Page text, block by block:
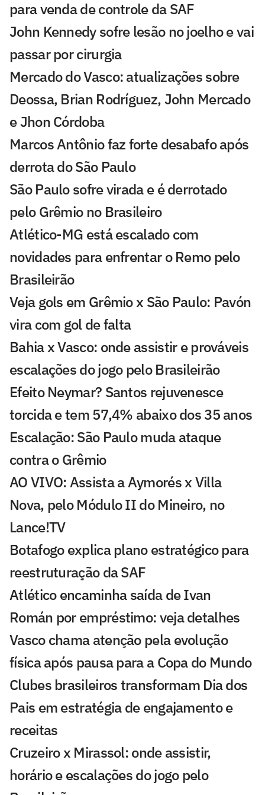
para venda de controle da SAF
John Kennedy sofre lesão no joelho e vai
passar por cirurgia
Mercado do Vasco: atualizações sobre
Deossa, Brian Rodríguez, John Mercado
e Jhon Córdoba
Marcos Antônio faz forte desabafo após
derrota do São Paulo
São Paulo sofre virada e é derrotado
pelo Grêmio no Brasileiro
Atlético-MG está escalado com
novidades para enfrentar o Remo pelo
Brasileirão
Veja gols em Grêmio x São Paulo: Pavón
vira com gol de falta
Bahia x Vasco: onde assistir e prováveis
escalações do jogo pelo Brasileirão
Efeito Neymar? Santos rejuvenesce
torcida e tem 57,4% abaixo dos 35 anos
Escalação: São Paulo muda ataque
contra o Grêmio
AO VIVO: Assista a Aymorés x Villa
Nova, pelo Módulo II do Mineiro, no
Lance!TV
Botafogo explica plano estratégico para
reestruturação da SAF
Atlético encaminha saída de Ivan
Román por empréstimo: veja detalhes
Vasco chama atenção pela evolução
física após pausa para a Copa do Mundo
Clubes brasileiros transformam Dia dos
Pais em estratégia de engajamento e
receitas
Cruzeiro x Mirassol: onde assistir,
horário e escalações do jogo pelo